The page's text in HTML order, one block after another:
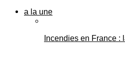
a la une
Incendies en France